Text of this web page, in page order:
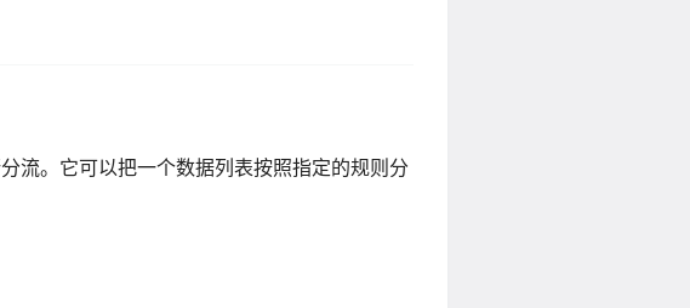
流。它可以把一个数据列表按照指定的规则分